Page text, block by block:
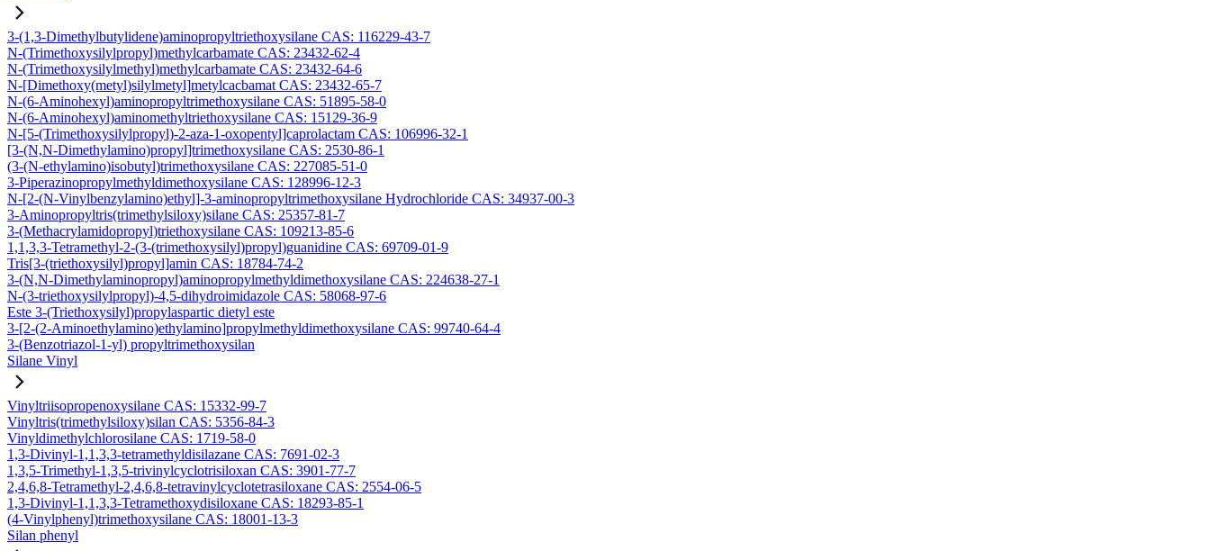
3-(1,3-Dimethylbutylidene)aminopropyltriethoxysilane CAS: 116229-43-7
N-(Trimethoxysilylpropyl)methylcarbamate CAS: 23432-62-4
N-(Trimethoxysilylmethyl)methylcarbamate CAS: 23432-64-6
N-[Dimethoxy(metyl)silylmetyl]metylcacbamat CAS: 23432-65-7
N-(6-Aminohexyl)aminopropyltrimethoxysilane CAS: 51895-58-0
N-(6-Aminohexyl)aminomethyltriethoxysilane CAS: 15129-36-9
N-[5-(Trimethoxysilylpropyl)-2-aza-1-oxopentyl]caprolactam CAS: 106996-32-1
[3-(N,N-Dimethylamino)propyl]trimethoxysilane CAS: 2530-86-1
(3-(N-ethylamino)isobutyl)trimethoxysilane CAS: 227085-51-0
3-Piperazinopropylmethyldimethoxysilane CAS: 128996-12-3
N-[2-(N-Vinylbenzylamino)ethyl]-3-aminopropyltrimethoxysilane Hydrochloride CAS: 34937-00-3
3-Aminopropyltris(trimethylsiloxy)silane CAS: 25357-81-7
3-(Methacrylamidopropyl)triethoxysilane CAS: 109213-85-6
1,1,3,3-Tetramethyl-2-(3-(trimethoxysilyl)propyl)guanidine CAS: 69709-01-9
Tris[3-(triethoxysilyl)propyl]amin CAS: 18784-74-2
3-(N,N-Dimethylaminopropyl)aminopropylmethyldimethoxysilane CAS: 224638-27-1
N-(3-triethoxysilylpropyl)-4,5-dihydroimidazole CAS: 58068-97-6
Este 3-(Triethoxysilyl)propylaspartic dietyl este
3-[2-(2-Aminoethylamino)ethylamino]propylmethyldimethoxysilane CAS: 99740-64-4
3-(Benzotriazol-1-yl) propyltrimethoxysilan
Silane Vinyl
Vinyltriisopropenoxysilane CAS: 15332-99-7
Vinyltris(trimethylsiloxy)silan CAS: 5356-84-3
Vinyldimethylchlorosilane CAS: 1719-58-0
1,3-Divinyl-1,1,3,3-tetramethyldisilazane CAS: 7691-02-3
1,3,5-Trimethyl-1,3,5-trivinylcyclotrisiloxan CAS: 3901-77-7
2,4,6,8-Tetramethyl-2,4,6,8-tetravinylcyclotetrasiloxane CAS: 2554-06-5
1,3-Divinyl-1,1,3,3-Tetramethoxydisiloxane CAS: 18293-85-1
(4-Vinylphenyl)trimethoxysilane CAS: 18001-13-3
Silan phenyl